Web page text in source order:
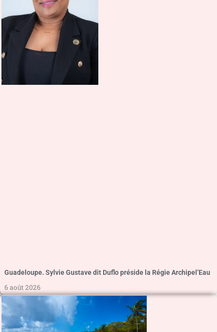
Guadeloupe. Sylvie Gustave dit Duflo préside la Régie Archipel’Eau
6 août 2026